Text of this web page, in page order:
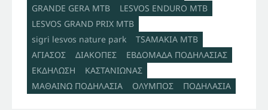
GRANDE GERA MTB
LESVOS ENDURO MTB
LESVOS GRAND PRIX MTB
sigri lesvos nature park
TSAMAKIA MTB
ΑΓΙΑΣΟΣ
ΔΙΑΚΟΠΕΣ
ΕΒΔΟΜΑΔΑ ΠΟΔΗΛΑΣΙΑΣ
ΕΚΔΗΛΩΣΗ
ΚΑΣΤΑΝΙΩΝΑΣ
ΜΑΘΑΙΝΩ ΠΟΔΗΛΑΣΙΑ
ΟΛΥΜΠΟΣ ΠΟΔΗΛΑΣΙΑ